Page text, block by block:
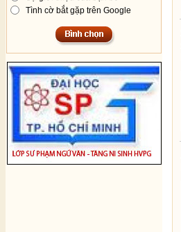
Tình cờ bắt gặp trên Google